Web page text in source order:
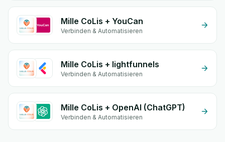
Mille CoLis + YouCan
Verbinden & Automatisieren
Mille CoLis + lightfunnels
Verbinden & Automatisieren
Mille CoLis + OpenAI (ChatGPT)
Verbinden & Automatisieren